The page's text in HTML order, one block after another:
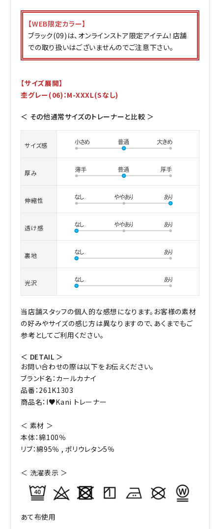
【WEB限定カラー】
ブラック(09)は、オンラインストア限定アイテム！店舗
での取り扱いはございませんのでご注意下さい。
【サイズ展開】
杢グレー(06)：M-XXXL(Sなし)
＜ その他通常サイズのトレーナーと比較 ＞
サイズ感
厚み
伸縮性
透け感
裏地
光沢
当店舗スタッフの個人的な感想になります。お客様の素材
の好みやサイズの感じ方は異なりますので、あくまでもご
参考としてご利用ください。
＜ DETAIL ＞
お問い合わせの際は以下をお伝えください。
ブランド名：カールカナイ
品番：261K1303
商品名：I♥Kani トレーナー
＜ 素材 ＞
本体：綿100％
リブ：綿95％ , ポリウレタン5％
＜ 洗濯表示 ＞
あて布使用